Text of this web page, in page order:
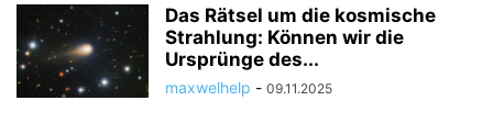
Das Rätsel um die kosmische
Strahlung: Können wir die
Ursprünge des...
maxwelhelp - 09.11.2025